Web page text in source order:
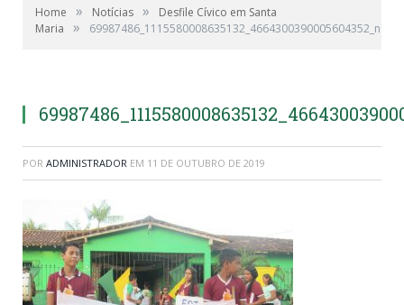
Home » Notícias »
Desfile Cívico em Santa
Maria
» 69987486_1115580008635132_4664300390005604352_n
POR ADMINISTRADOR EM 11 DE OUTUBRO DE 2019